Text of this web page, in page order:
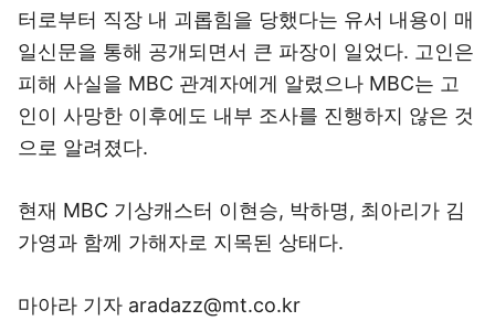
터로부터 직장 내 괴롭힘을 당했다는 유서 내용이 매
일신문을 통해 공개되면서 큰 파장이 일었다. 고인은
피해 사실을 MBC 관계자에게 알렸으나 MBC는 고
인이 사망한 이후에도 내부 조사를 진행하지 않은 것
으로 알려졌다.
현재 MBC 기상캐스터 이현승, 박하명, 최아리가 김
가영과 함께 가해자로 지목된 상태다.
마아라 기자 aradazz@mt.co.kr